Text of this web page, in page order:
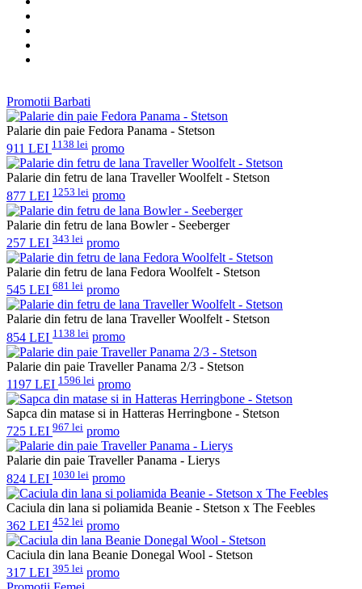
Promotii Barbati
Palarie din paie Fedora Panama - Stetson
911 LEI 1138 lei promo
Palarie din fetru de lana Traveller Woolfelt - Stetson
877 LEI 1253 lei promo
Palarie din fetru de lana Bowler - Seeberger
257 LEI 343 lei promo
Palarie din fetru de lana Fedora Woolfelt - Stetson
545 LEI 681 lei promo
Palarie din fetru de lana Traveller Woolfelt - Stetson
854 LEI 1138 lei promo
Palarie din paie Traveller Panama 2/3 - Stetson
1197 LEI 1596 lei promo
Sapca din matase si in Hatteras Herringbone - Stetson
725 LEI 967 lei promo
Palarie din paie Traveller Panama - Lierys
824 LEI 1030 lei promo
Caciula din lana si poliamida Beanie - Stetson x The Feebles
362 LEI 452 lei promo
Caciula din lana Beanie Donegal Wool - Stetson
317 LEI 395 lei promo